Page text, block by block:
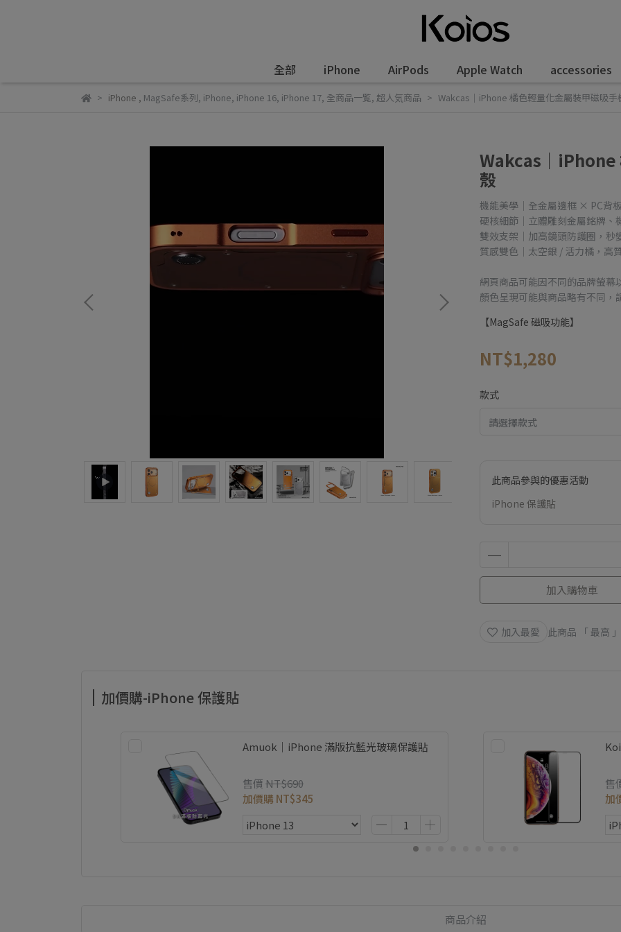
全部 iPhone AirPods Apple Watch accessories
iPhone , MagSafe系列, iPhone, iPhone 16, iPhone 17, 全商品一覧, 超人気商品 Wakcas｜iPhone 橘色輕量化金屬裝甲磁吸手
Wakcas｜iPhone
殼
機能美學｜全金屬邊框 × PC背
硬核細節｜立體雕刻金屬銘牌、
雙效支架｜加高鏡頭防護圈，秒
質感雙色｜太空銀 / 活力橘，高
網頁商品可能因不同的品牌螢幕
顏色呈現可能與商品略有不同，
【MagSafe 磁吸功能】
NT$1,280
款式
此商品參與的優惠活動
iPhone 保護貼
加入購物車
加入最愛 此商品 「 最高
加價購-iPhone 保護貼
Amuok｜iPhone 滿版抗藍光玻璃保護貼
售價NT$690
加價購 NT$345
售
加
商品介紹